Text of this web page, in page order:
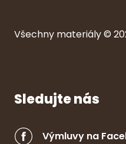
Všechny materiály ©
Sledujte nás
Výmluvy na